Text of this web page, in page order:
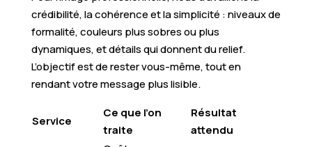
crédibilité, la cohérence et la simplicité : niveaux de
formalité, couleurs plus sobres ou plus
dynamiques, et détails qui donnent du relief.
L’objectif est de rester vous-même, tout en
rendant votre message plus lisible.
Service
Ce que l’on
traite
Résultat
attendu